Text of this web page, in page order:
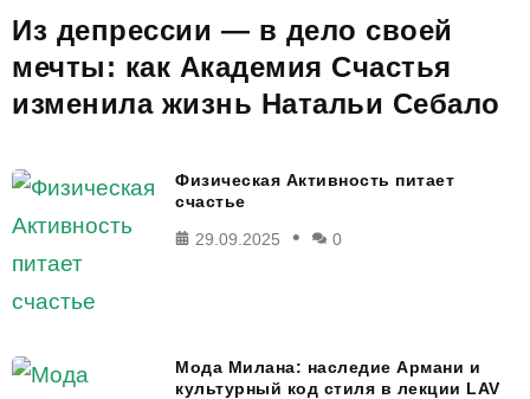
Из депрессии — в дело своей
мечты: как Академия Счастья
изменила жизнь Натальи Себало
Физическая Активность питает
счастье
29.09.2025
0
Мода Милана: наследие Армани и
культурный код стиля в лекции LAV